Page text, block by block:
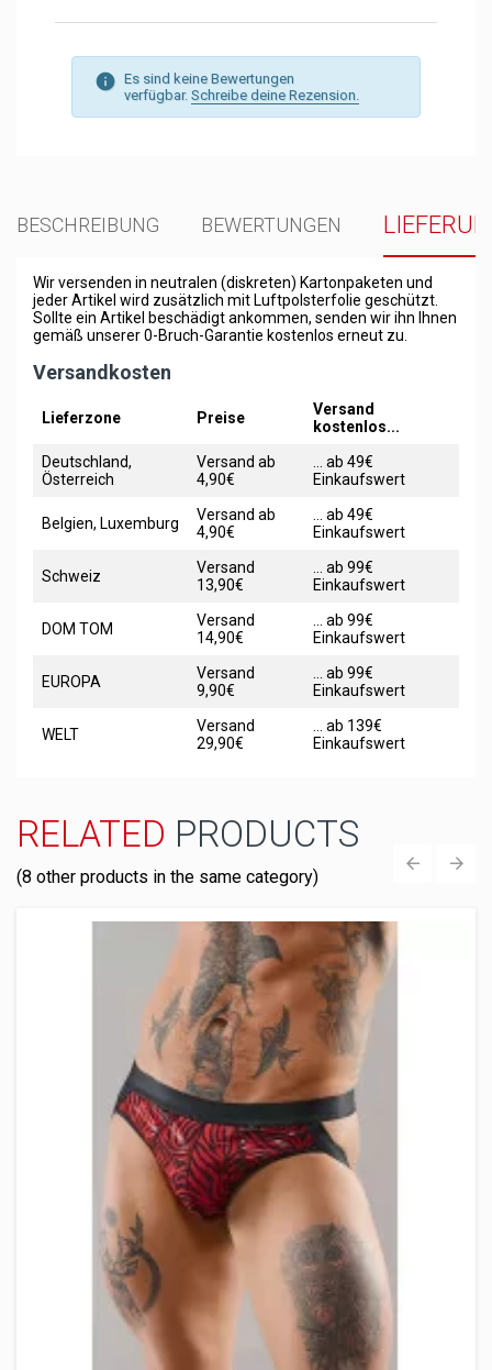
Es sind keine Bewertungen
verfügbar. Schreibe deine Rezension.
BESCHREIBUNG BEWERTUNGEN
Wir versenden in neutralen (diskreten) Kartonpaketen und
jeder Artikel wird zusätzlich mit Luftpolsterfolie geschützt.
Sollte ein Artikel beschädigt ankommen, senden wir ihn Ihnen
gemäß unserer 0-Bruch-Garantie kostenlos erneut zu.
Versandkosten
Lieferzone Preise
Versand
kostenlos...
Deutschland,
Österreich
Versand ab
4,90€
... ab 49€
Einkaufswert
Belgien, Luxemburg
Versand ab
4,90€
... ab 49€
Einkaufswert
Schweiz
Versand
13,90€
... ab 99€
Einkaufswert
DOM TOM
Versand
14,90€
... ab 99€
Einkaufswert
EUROPA
Versand
9,90€
... ab 99€
Einkaufswert
WELT
Versand
29,90€
... ab 139€
Einkaufswert
RELATED PRODUCTS
(8 other products in the same category)